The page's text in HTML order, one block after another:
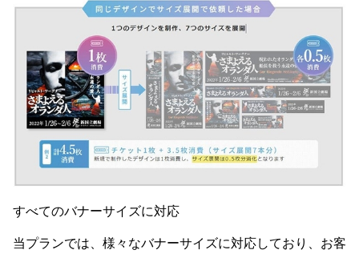
すべてのバナーサイズに対応
当プランでは、様々なバナーサイズに対応しており、お客